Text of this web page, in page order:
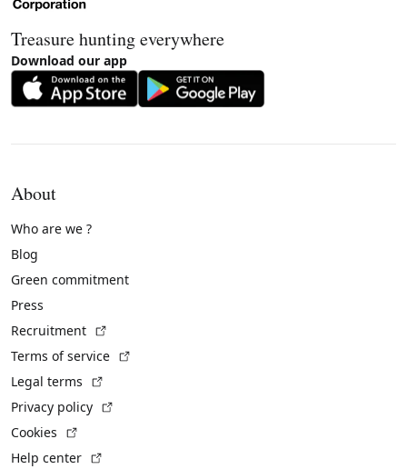
Treasure hunting everywhere
Download our app
About
Who are we ?
Blog
Green commitment
Press
Recruitment
Terms of service
Legal terms
Privacy policy
Cookies
Help center